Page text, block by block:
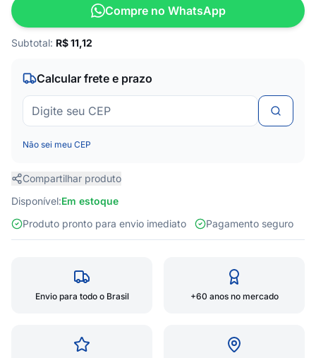
Compre no WhatsApp
Subtotal: R$11,12
Calcular frete e prazo
Não sei meu CEP
Compartilhar produto
Disponível:Em estoque
Produto pronto para envio imediato
Pagamento seguro
Envio para todo o Brasil +60 anos no mercado